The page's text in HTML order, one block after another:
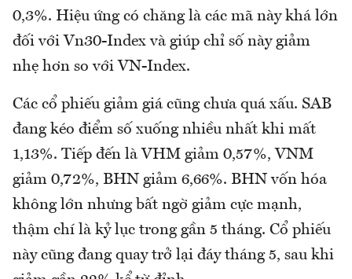
0,3%. Hiệu ứng có chăng là các mã này khá lớn
đối với Vn30-Index và giúp chỉ số này giảm
nhẹ hơn so với VN-Index.
Các cổ phiếu giảm giá cũng chưa quá xấu. SAB
đang kéo điểm số xuống nhiều nhất khi mất
1,13%. Tiếp đến là VHM giảm 0,57%, VNM
giảm 0,72%, BHN giảm 6,66%. BHN vốn hóa
không lớn nhưng bất ngờ giảm cực mạnh,
thậm chí là kỷ lục trong gần 5 tháng. Cổ phiếu
này cũng đang quay trở lại đáy tháng 5, sau khi